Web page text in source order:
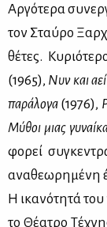
Αρ­γό­τε­ρα
τον Σταύ­ρο
θέ­τες.
(1965), Νυν και αεί
πα­ρά­λο­γα (1976),
Μύ­θοι μιας
φο­ρεί
ανα­θε­ω­ρη­μέ­νη
Η ικα­νό­τη­τά του
το Θέ­α­τρο